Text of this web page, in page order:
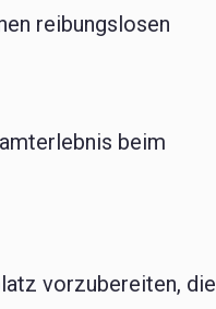
reibungslosen
beim
vorzubereiten, die